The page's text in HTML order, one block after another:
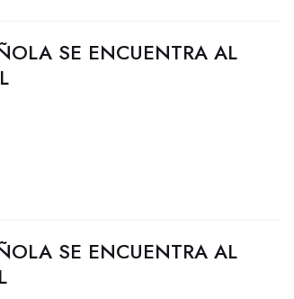
SE ENCUENTRA AL
SE ENCUENTRA AL